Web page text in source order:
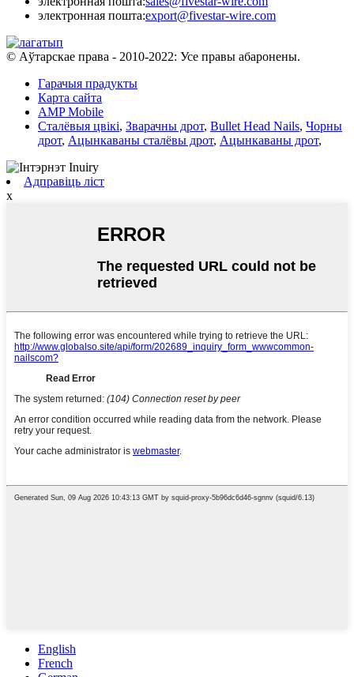
электронная пошта:export@fivestar-wire.com
© Аўтарскае права - 2010-2022: Усе правы абаронены.
Гарачыя прадукты
Карта сайта
AMP Mobile
Сталёвыя цвікі, Зварачны дрот, Bullet Head Nails, Чорны
дрот, Ацынкаваны сталёвы дрот, Ацынкаваны дрот,
Адправіць ліст
x
English
French